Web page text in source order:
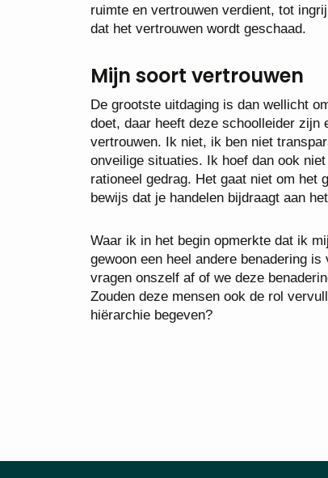
ruimte en vertrouwen verdient, tot
dat het vertrouwen wordt geschaad.
Mijn soort vertrouwen
De grootste uitdaging is dan wellicht
doet, daar heeft deze schoolleider zijn
vertrouwen. Ik niet, ik ben niet
onveilige situaties. Ik hoef dan ook
rationeel gedrag. Het gaat niet om het
bewijs dat je handelen bijdraagt aan
Waar ik in het begin opmerkte dat ik
gewoon een heel andere benadering
vragen onszelf af of we deze
Zouden deze mensen ook de rol
hiërarchie begeven?